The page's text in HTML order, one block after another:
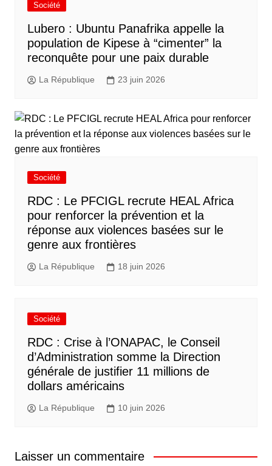
Société
Lubero : Ubuntu Panafrika appelle la
population de Kipese à “cimenter” la
reconquête pour une paix durable
La République 23 juin 2026
Société
RDC : Le PFCIGL recrute HEAL Africa
pour renforcer la prévention et la
réponse aux violences basées sur le
genre aux frontières
La République 18 juin 2026
Société
RDC : Crise à l’ONAPAC, le Conseil
d’Administration somme la Direction
générale de justifier 11 millions de
dollars américains
La République 10 juin 2026
Laisser un commentaire